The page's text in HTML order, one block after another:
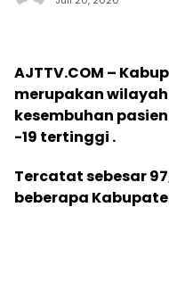
AJTTV.COM –
merupakan
kesembuhan
-19 tertinggi .
Tercatat sebesar
beberapa